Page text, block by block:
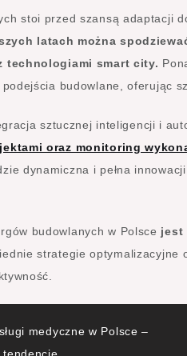
stoi przed szansą adaptacji
latach można
technologiami smart city.
budowlane, oferując
sztucznej inteligencji i
oraz monitoring
dynamiczna i pełna
budowlanych w Polsce jest
strategie
medyczne w Polsce –